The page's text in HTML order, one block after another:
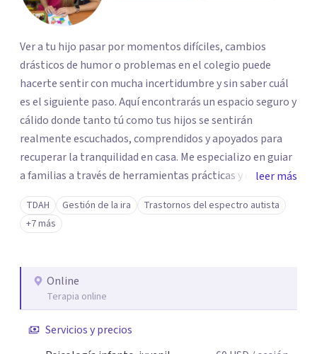
Ver a tu hijo pasar por momentos difíciles, cambios
drásticos de humor o problemas en el colegio puede
hacerte sentir con mucha incertidumbre y sin saber cuál
es el siguiente paso. Aquí encontrarás un espacio seguro y
cálido donde tanto tú como tus hijos se sentirán
realmente escuchados, comprendidos y apoyados para
recuperar la tranquilidad en casa. Me especializo en guiar
a familias a través de herramientas prácticas y dinámicas
adaptadas a la edad de cada menor, dejando de lado las
etiquetas y los tecnicismos. Mi forma de trabajar se
centra en entender las emociones que hay detrás del
necesaria para superar sus retos y fortaleciendo la
comunicación entre ustedes. Acompaño a niños y
adolescentes que están lidiando con la ansiedad, la
timidez, la rebeldía o dificultades escolares, así como a
leer más
TDAH Gestión de la ira
Trastornos del espectro autista
+7 más
Online
Terapia online
Servicios y precios